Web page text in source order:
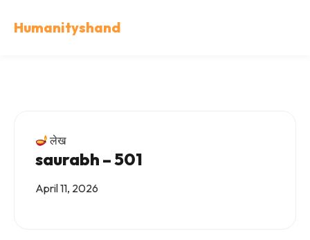
Humanityshand
लेख
saurabh – 501
April 11, 2026